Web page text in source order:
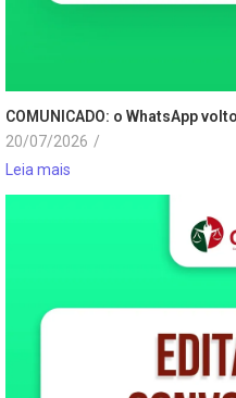
COMUNICADO: o WhatsApp
20/07/2026 /
Leia mais